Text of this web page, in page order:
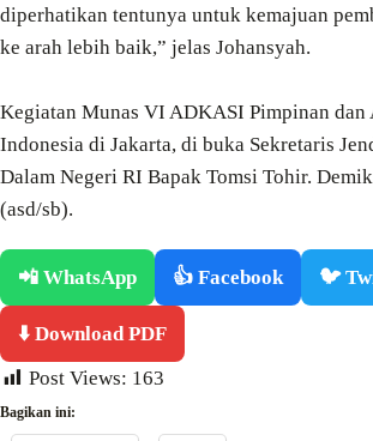
diperhatikan tentunya untuk kemajuan
ke arah lebih baik,” jelas Johansyah.
Kegiatan Munas VI ADKASI Pimpinan dan
Indonesia di Jakarta, di buka Sekretaris
Dalam Negeri RI Bapak Tomsi Tohir.
(asd/sb).
📲 WhatsApp 👍 Facebook 🐦
⬇️ Download PDF
Post Views: 163
Bagikan ini: